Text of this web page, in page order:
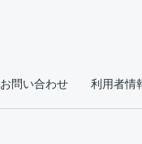
お問い合わせ 利用者情